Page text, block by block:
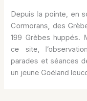
Depuis la pointe, en
Cormorans, des
199 Grèbes huppés.
ce site,
parades et séances
un jeune Goéland